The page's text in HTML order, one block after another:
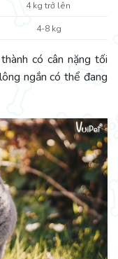
4 kg trở lên
4-8 kg
có cân nặng tối
ngắn có thể đang